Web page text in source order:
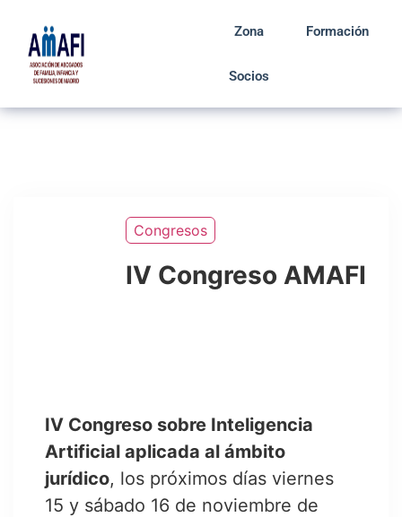
Zona
Socios
Formación
Congresos
IV Congreso AMAFI
IV Congreso sobre Inteligencia
Artificial aplicada al ámbito
jurídico, los próximos días viernes
15 y sábado 16 de noviembre de